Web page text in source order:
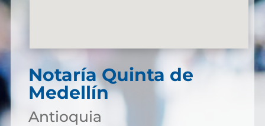
Notaría Quinta de
Medellín
Antioquia